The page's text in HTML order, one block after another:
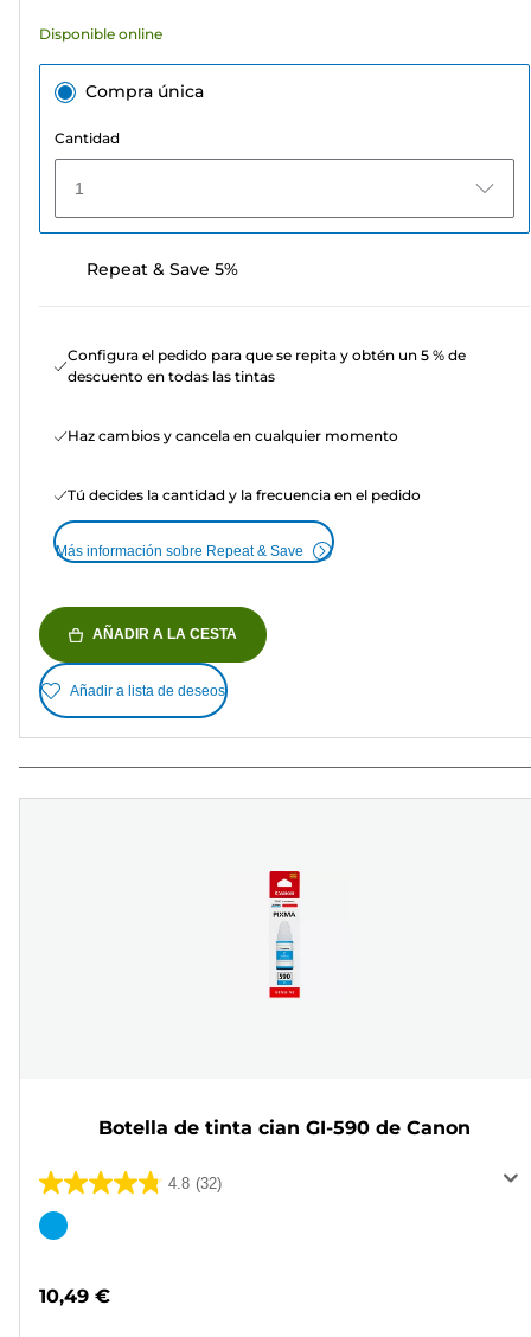
Disponible online
Compra única
Cantidad
1
Repeat & Save 5%
Configura el pedido para que se repita y obtén un 5 % de
descuento en todas las tintas
Haz cambios y cancela en cualquier momento
Tú decides la cantidad y la frecuencia en el pedido
Más información sobre Repeat & Save
AÑADIR A LA CESTA
Añadir a lista de deseos
Botella de tinta cian GI-590 de Canon
4.8 (32)
4.8
de
32
Cartucho
10,49 €